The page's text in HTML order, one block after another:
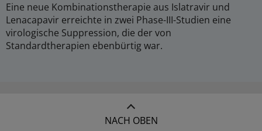
Eine neue Kombinationstherapie aus Islatravir und
Lenacapavir erreichte in zwei Phase-III-Studien eine
virologische Suppression, die der von
Standardtherapien ebenbürtig war.
NACH OBEN